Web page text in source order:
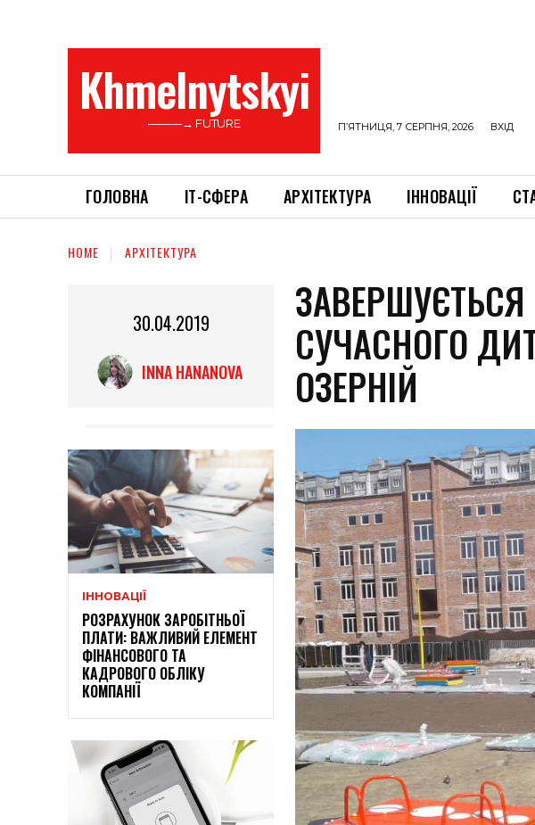
Khmelnytskyi
———→ FUTURE П’ЯТНИЦЯ, 7 СЕРПНЯ, 2026 ВХІД
ГОЛОВНА ІТ-СФЕРА АРХІТЕКТУРА ІННОВАЦІЇ
HOME АРХІТЕКТУРА
30.04.2019
INNA HANANOVA
ІННОВАЦІЇ
РОЗРАХУНОК ЗАРОБІТНЬОЇ
ПЛАТИ: ВАЖЛИВИЙ ЕЛЕМЕНТ
ФІНАНСОВОГО ТА
КАДРОВОГО ОБЛІКУ
КОМПАНІЇ
СУЧАСНОГО
ОЗЕРНІЙ